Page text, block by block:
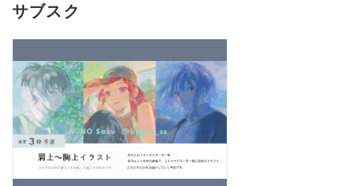
サブスク